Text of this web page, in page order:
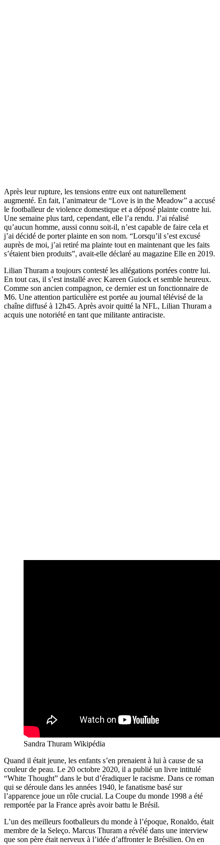
Après leur rupture, les tensions entre eux ont naturellement
augmenté. En fait, l’animateur de “Love is in the Meadow” a accusé
le footballeur de violence domestique et a déposé plainte contre lui.
Une semaine plus tard, cependant, elle l’a rendu. J’ai réalisé
qu’aucun homme, aussi connu soit-il, n’est capable de faire cela et
j’ai décidé de porter plainte en son nom. “Lorsqu’il s’est excusé
auprès de moi, j’ai retiré ma plainte tout en maintenant que les faits
s’étaient bien produits”, avait-elle déclaré au magazine Elle en 2019.
Lilian Thuram a toujours contesté les allégations portées contre lui.
En tout cas, il s’est installé avec Kareen Guiock et semble heureux.
Comme son ancien compagnon, ce dernier est un fonctionnaire de
M6. Une attention particulière est portée au journal télévisé de la
chaîne diffusé à 12h45. Après avoir quitté la NFL, Lilian Thuram a
acquis une notoriété en tant que militante antiraciste.
Sandra Thuram Wikipédia
Quand il était jeune, les enfants s’en prenaient à lui à cause de sa
couleur de peau. Le 20 octobre 2020, il a publié un livre intitulé
“White Thought” dans le but d’éradiquer le racisme. Dans ce roman
qui se déroule dans les années 1940, le fanatisme basé sur
l’apparence joue un rôle crucial. La Coupe du monde 1998 a été
remportée par la France après avoir battu le Brésil.
L’un des meilleurs footballeurs du monde à l’époque, Ronaldo, était
membre de la Seleço. Marcus Thuram a révélé dans une interview
que son père était nerveux à l’idée d’affronter le Brésilien. On en